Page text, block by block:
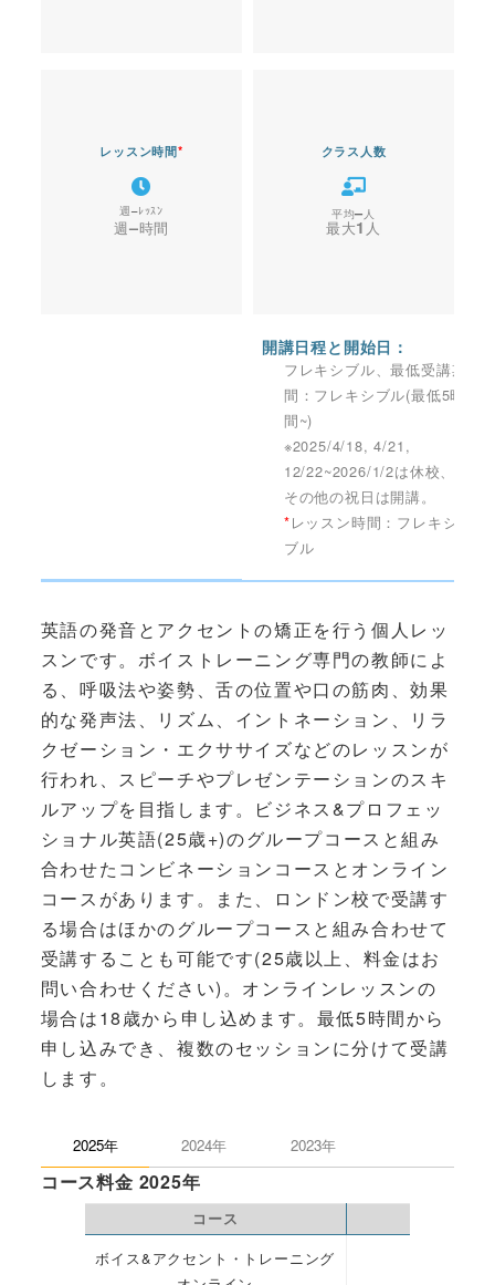
レッスン時間*
–
–
クラス人数
–
1
開講日程と開始日：
フレキシブル、最低受講期
間：フレキシブル(最低5時
間~)
※2025/4/18, 4/21,
12/22~2026/1/2は休校、
その他の祝日は開講。
*レッスン時間：フレキシ
ブル
英語の発音とアクセントの矯正を行う個人レッ
スンです。ボイストレーニング専門の教師によ
る、呼吸法や姿勢、舌の位置や口の筋肉、効果
的な発声法、リズム、イントネーション、リラ
クゼーション・エクササイズなどのレッスンが
行われ、スピーチやプレゼンテーションのスキ
ルアップを目指します。ビジネス&プロフェッ
ショナル英語(25歳+)のグループコースと組み
合わせたコンビネーションコースとオンライン
コースがあります。また、ロンドン校で受講す
る場合はほかのグループコースと組み合わせて
受講することも可能です(25歳以上、料金はお
問い合わせください)。オンラインレッスンの
場合は18歳から申し込めます。最低5時間から
申し込みでき、複数のセッションに分けて受講
します。
2025年 2024年 2023年
コース料金 2025年
コース
ボイス&アクセント・トレーニング